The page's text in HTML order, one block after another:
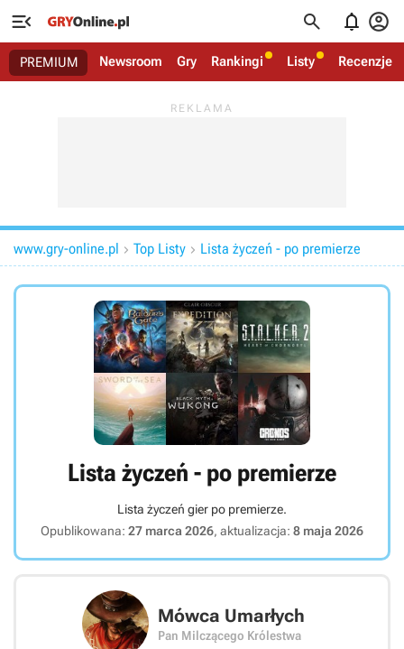
   
PREMIUM Newsroom Gry Rankingi Listy Recenzje
www.gry-online.pl  Top Listy  Lista życzeń - po premierze
Lista życzeń - po premierze
Lista życzeń gier po premierze.
Opublikowana: 27 marca 2026, aktualizacja: 8 maja 2026
Mówca Umarłych
Pan Milczącego Królestwa